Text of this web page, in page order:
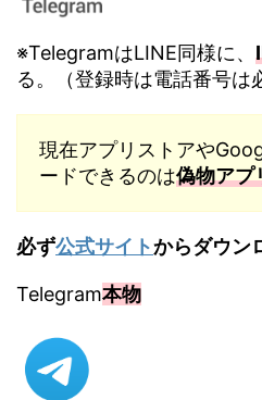
※TelegramはLINE同様に、
る。（登録時は電話番号は
現在アプリストアや
ードできるのは偽物アプ
必ず公式サイトからダウン
Telegram本物